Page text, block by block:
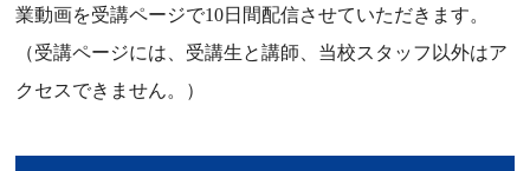
業動画を受講ページで10日間配信させていただきます。
（受講ページには、受講生と講師、当校スタッフ以外はア
クセスできません。）